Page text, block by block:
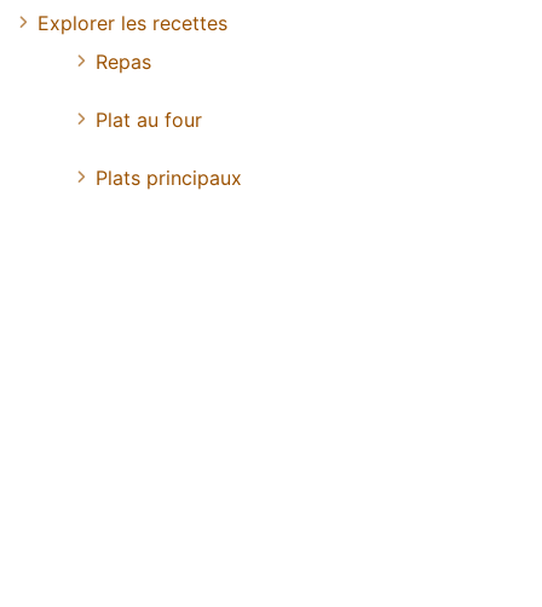
Explorer les recettes
Repas
Plat au four
Plats principaux